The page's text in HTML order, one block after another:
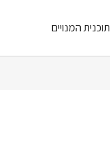
תוכנית המנויים